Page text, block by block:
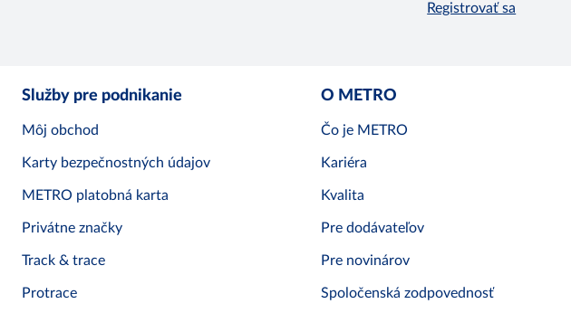
Registrovať sa
Služby pre podnikanie
Môj obchod
Karty bezpečnostných údajov
METRO platobná karta
Privátne značky
Track & trace
Protrace
O METRO
Čo je METRO
Kariéra
Kvalita
Pre dodávateľov
Pre novinárov
Spoločenská zodpovednosť